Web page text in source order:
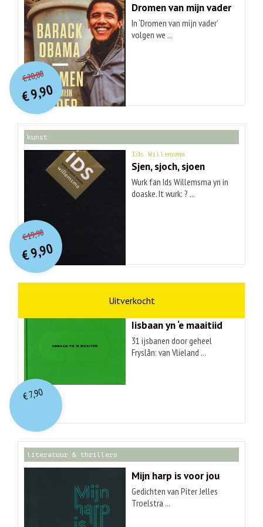
Dromen van mijn vader
In ‘Dromen van mijn vader’
volgen we ...
€20,00O
orspr
onkelijke
prijs
was:
€ 20,00.
€9,90
Huidige
prijs
is:
€ 9,90.
kunst
Ids Willemsma
Sjen, sjoch, sjoen
Wurk fan Ids Willemsma yn in
doaske. It wurk: ? ...
€19,90O
orspr
onkelijke
prijs
was:
€ 19,90.
€9,90
Huidige
prijs
is:
€ 9,90.
Iisbaan yn ‘e maaitiid
31 ijsbanen door geheel
Fryslân: van Vlieland ...
€7,90
literatuur & thrillers
Mijn harp is voor jou
Gedichten van Piter Jelles
Troelstra ...